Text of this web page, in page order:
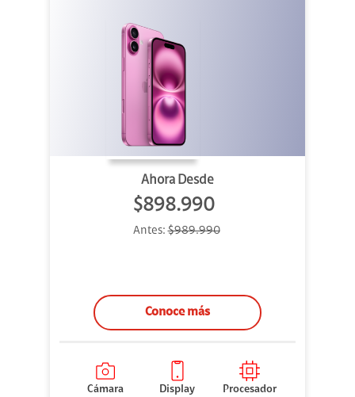
Ahora Desde
$898.990
Antes:$989.990
Conoce más
Cámara
Display
Procesador